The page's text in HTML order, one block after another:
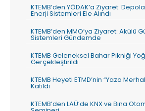
KTEMB’den YÖDAK’a Ziyaret:
Enerji Sistemleri Ele Alındı
KTEMB’den MMO’ya Ziyaret: Akülü
Sistemleri Gündemde
KTEMB Geleneksel Bahar Pikniği
Gerçekleştirildi
KTEMB Heyeti ETMD’nin “Yaza
Katıldı
KTEMB’den LAÜ’de KNX ve Bina